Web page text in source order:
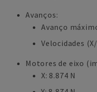
Avanços:
Avanço
Velocidades
Motores de eixo
X: 8.874 N